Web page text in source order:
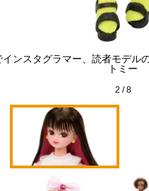
ンスタグラマー、読者モデル
トミー
2 /8